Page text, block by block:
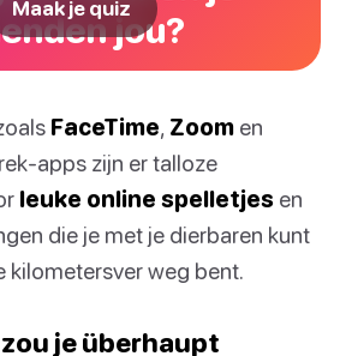
jou?
Maak je quiz
FaceTime, Zoom en
apps zijn er talloze
leuke online spelletjes en
die je met je dierbaren kunt
kilometersver weg bent.
je überhaupt